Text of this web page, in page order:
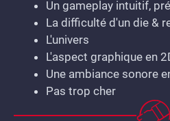
Un gameplay intuitif,
La difficulté d'un die &
L'univers
L'aspect graphique en
Une ambiance sonore
Pas trop cher